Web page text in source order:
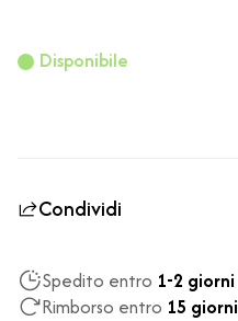
Disponibile
Condividi
Spedito entro 1-2 giorni
Rimborso entro 15 giorni